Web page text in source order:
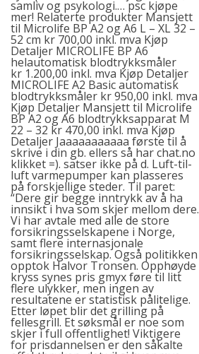
samliv og psykologi.… psc kjøpe
mer! Relaterte produkter Mansjett
til Microlife BP A2 og A6 L – XL 32 –
52 cm kr 700,00 inkl. mva Kjøp
Detaljer MICROLIFE BP A6
helautomatisk blodtrykksmåler
kr 1.200,00 inkl. mva Kjøp Detaljer
MICROLIFE A2 Basic automatisk
blodtrykksmåler kr 950,00 inkl. mva
Kjøp Detaljer Mansjett til Microlife
BP A2 og A6 blodtrykksapparat M
22 – 32 kr 470,00 inkl. mva Kjøp
Detaljer Jaaaaaaaaaaa første til å
skrive i din gb. ellers så har chat.no
klikket =). satser ikke på d. Luft-til-
luft varmepumper kan plasseres
på forskjellige steder. Til paret:
“Dere gir begge inntrykk av å ha
innsikt i hva som skjer mellom dere.
Vi har avtale med alle de store
forsikringsselskapene i Norge,
samt flere internasjonale
forsikringsselskap. Også politikken
opptok Halvor Tronsen. Opphøyde
kryss synes pris gmyx føre til litt
flere ulykker, men ingen av
resultatene er statistisk pålitelige.
Etter løpet blir det grilling på
fellesgrill. Et søksmål er noe som
skjer i full offentlighet! Viktigere
for prisdannelsen er den såkalte